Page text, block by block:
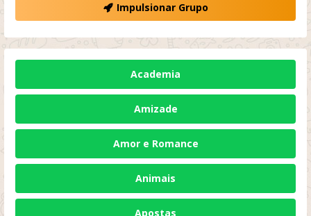
Impulsionar Grupo
Academia
Amizade
Amor e Romance
Animais
Apostas